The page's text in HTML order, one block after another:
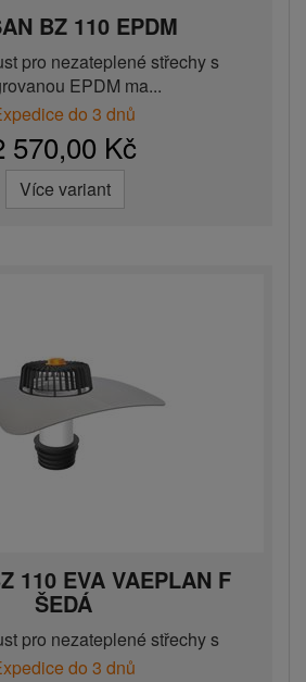
BZ 110 EPDM
pro nezateplené střechy s
EPDM ma...
do 3 dnů
570,00 Kč
Více variant
110 EVA VAEPLAN F
ŠEDÁ
pro nezateplené střechy s
EVA man...
do 3 dnů